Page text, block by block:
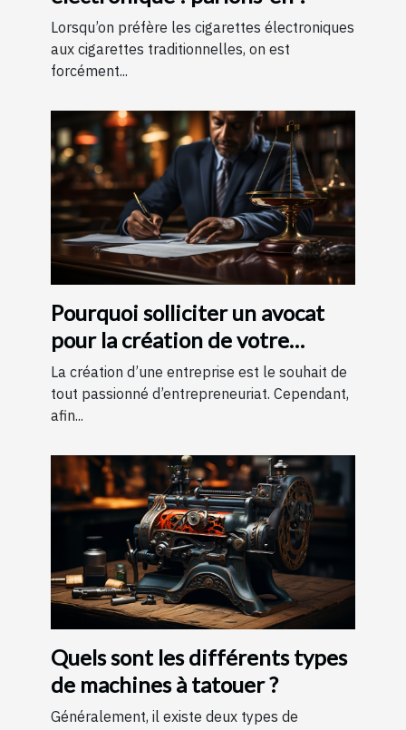
Lorsqu’on préfère les cigarettes électroniques
aux cigarettes traditionnelles, on est
forcément...
Pourquoi solliciter un avocat
pour la création de votre
entreprise ?
La création d’une entreprise est le souhait de
tout passionné d’entrepreneuriat. Cependant,
afin...
Quels sont les différents types
de machines à tatouer ?
Généralement, il existe deux types de